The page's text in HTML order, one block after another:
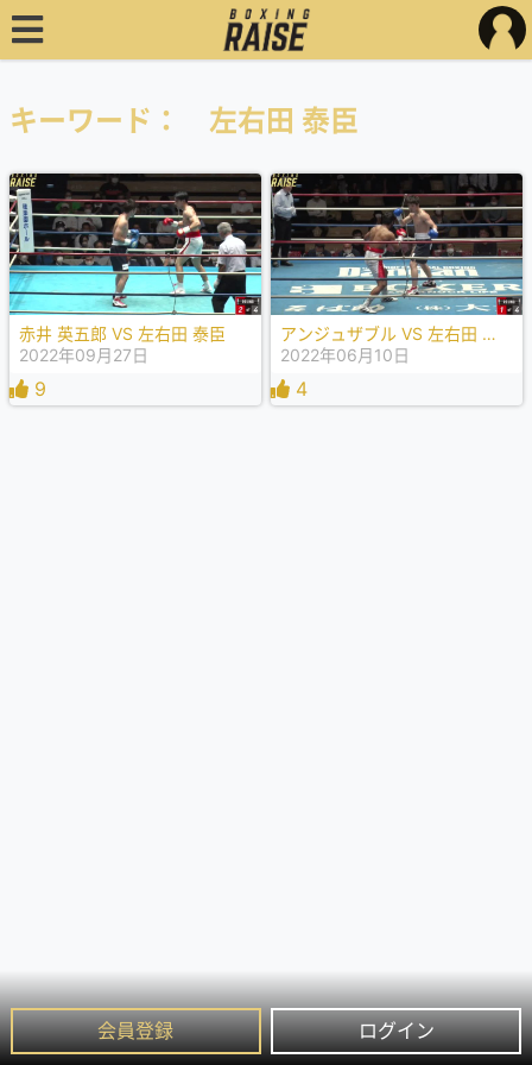
会員登録 ログイン
キーワード： 左右田 泰臣
赤井 英五郎 VS 左右田 泰臣
2022年09月27日
9
アンジュザブル VS 左右田 泰臣
2022年06月10日
4